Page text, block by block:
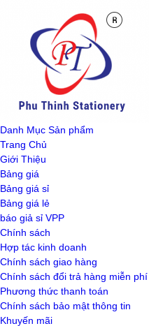
Danh Mục Sản phẩm
Trang Chủ
Giới Thiệu
Bảng giá
Bảng giá sỉ
Bảng giá lẻ
báo giả sỉ VPP
Chính sách
Hợp tác kinh doanh
Chính sách giao hàng
Chính sách đổi trả hàng miễn phí
Phương thức thanh toán
Chính sách bảo mật thông tin
Khuyến mãi